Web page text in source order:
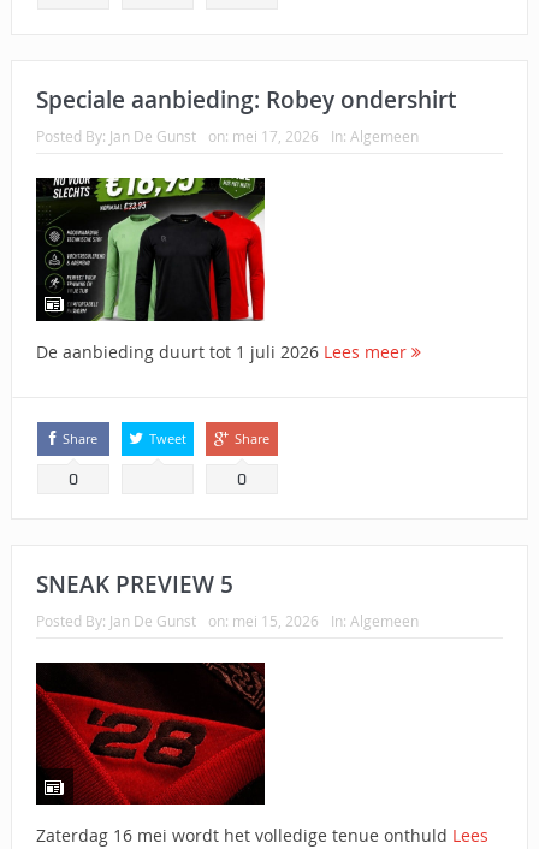
Speciale aanbieding: Robey ondershirt
Posted By: Jan De Gunst on: mei 17, 2026 In: Algemeen
De aanbieding duurt tot 1 juli 2026 Lees meer
Share
0
Tweet Share
0
SNEAK PREVIEW 5
Posted By: Jan De Gunst on: mei 15, 2026 In: Algemeen
Zaterdag 16 mei wordt het volledige tenue onthuld Lees